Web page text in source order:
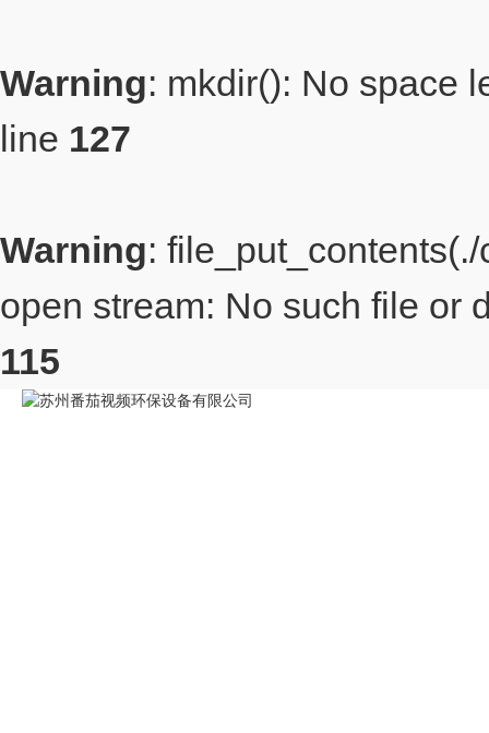
Warning: mkdir(): No space
line 127
Warning:
open stream: No such file or
115